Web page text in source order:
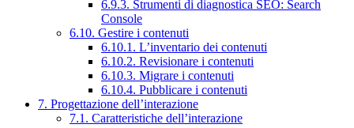
6.9.3. Strumenti di diagnostica SEO: Search
Console
6.10. Gestire i contenuti
6.10.1. L’inventario dei contenuti
6.10.2. Revisionare i contenuti
6.10.3. Migrare i contenuti
6.10.4. Pubblicare i contenuti
7. Progettazione dell’interazione
7.1. Caratteristiche dell’interazione